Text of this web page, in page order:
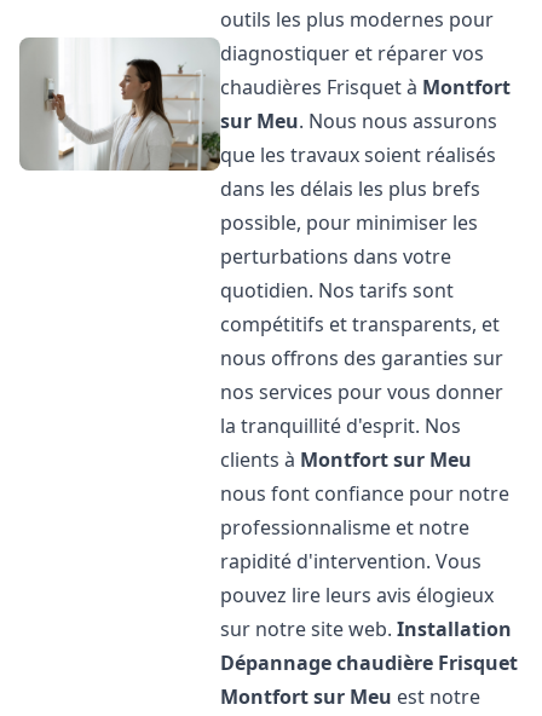
outils les plus modernes pour
diagnostiquer et réparer vos
chaudières Frisquet à Montfort
sur Meu. Nous nous assurons
que les travaux soient réalisés
dans les délais les plus brefs
possible, pour minimiser les
perturbations dans votre
quotidien. Nos tarifs sont
compétitifs et transparents, et
nous offrons des garanties sur
nos services pour vous donner
la tranquillité d'esprit. Nos
clients à Montfort sur Meu
nous font confiance pour notre
professionnalisme et notre
rapidité d'intervention. Vous
pouvez lire leurs avis élogieux
sur notre site web.Installation
Dépannage chaudière Frisquet
Montfort sur Meu est notre